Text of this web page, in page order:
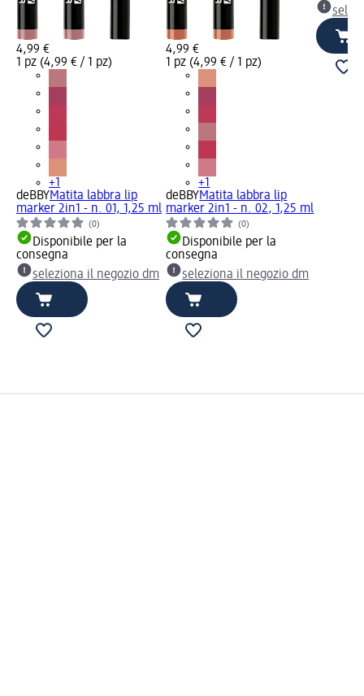
4,99 €
1 pz (4,99 € / 1 pz)
+1
deBBYMatita labbra lip
marker 2in1 - n. 01, 1,25 ml
(0)
Disponibile per la
consegna
seleziona il negozio dm
4,99 €
1 pz (4,99 € / 1 pz)
+1
deBBYMatita labbra lip
marker 2in1 - n. 02, 1,25 ml
(0)
Disponibile per la
consegna
seleziona il negozio dm